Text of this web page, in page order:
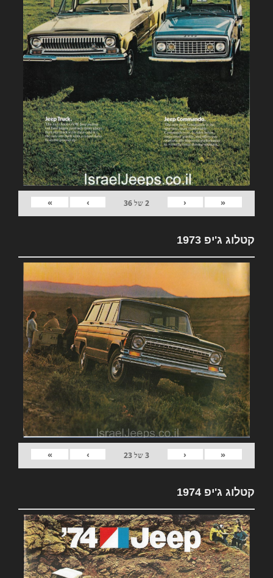
«
‹
2של36
›
»
קטלוג ג'יפ 1973
«
‹
3של23
›
»
קטלוג ג'יפ 1974